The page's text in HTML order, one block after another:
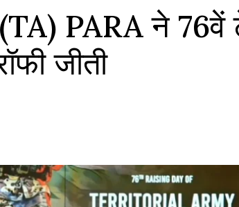
PARA ने
जीती